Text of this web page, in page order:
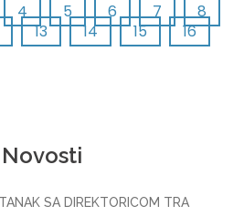
4 5 6 7
8
13 14 15
16
SA DIREKTORICOM TRA